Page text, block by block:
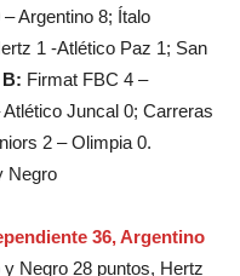
Argentino 8; Ítalo
1 -Atlético Paz 1; San
Firmat FBC 4 –
Juncal 0; Carreras
2 – Olimpia 0.
Negro
36, Argentino
y Negro 28 puntos, Hertz